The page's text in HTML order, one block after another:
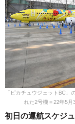
「ピカチュウジェットBC
れた2号機＝22年5月
初日の運航スケジ